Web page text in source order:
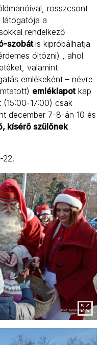
rosszcsont
látogatója a
rendelkező 
szobátis kipróbálhatja
öltözni) , ahol
valamint
emlékeként – névre
emléklapotkap
17:00) csak
december 7-8-án 10 és
kísérő szülőnek
22.